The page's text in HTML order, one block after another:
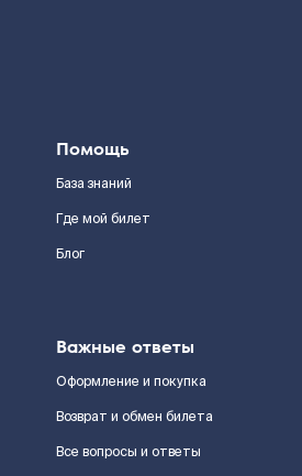
Помощь
База знаний
Где мой билет
Блог
Важные ответы
Оформление и покупка
Возврат и обмен билета
Все вопросы и ответы